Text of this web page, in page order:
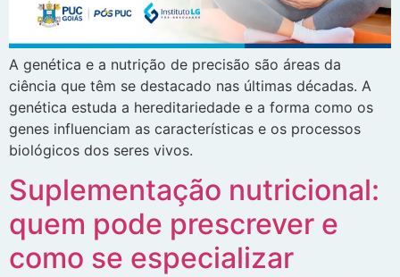
A genética e a nutrição de precisão são áreas da
ciência que têm se destacado nas últimas décadas. A
genética estuda a hereditariedade e a forma como os
genes influenciam as características e os processos
biológicos dos seres vivos.
Suplementação nutricional:
quem pode prescrever e
como se especializar